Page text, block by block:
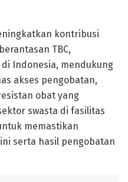
kontribusi
TBC,
Indonesia, mendukung
akses pengobatan,
obat yang
swasta di fasilitas
memastikan
serta hasil pengobatan